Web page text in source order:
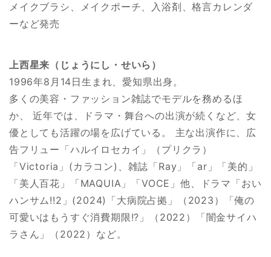
メイクブラシ、メイクポーチ、入浴剤、格言カレンダ
ーなど発売
上西星来（じょうにし・せいら）
1996年8月14日生まれ、愛知県出身。
多くの美容・ファッション雑誌でモデルを務めるほ
か、 近年では、ドラマ・舞台への出演が続くなど、女
優としても活躍の場を広げている。 主な出演作に、広
告フリュー「ハルイロセカイ」（プリクラ）
「Victoria」(カラコン)、雑誌「Ray」「ar」「美的」
「美人百花」「MAQUIA」「VOCE」他、ドラマ「おい
ハンサム!!2」(2024)「大病院占拠」（2023）「俺の
可愛いはもうすぐ消費期限!?」（2022）「闇金サイハ
ラさん」（2022）など。